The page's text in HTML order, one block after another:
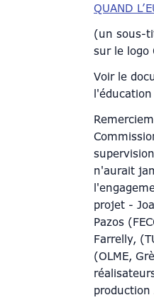
QUAND
(un sous-
sur le logo
Voir le
n'aurait
projet -
Pazos
Farrelly,
(OLME,
production